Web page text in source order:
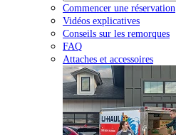
Commencer une réservation
Vidéos explicatives
Conseils sur les remorques
FAQ
Attaches et accessoires